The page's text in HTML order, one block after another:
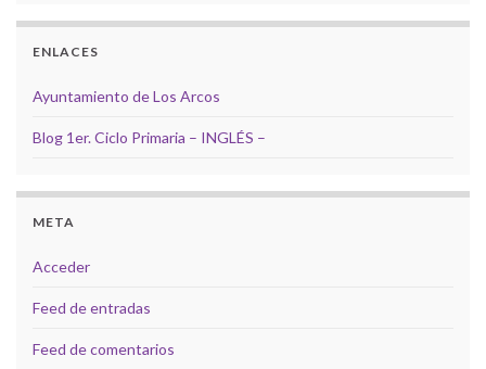
ENLACES
Ayuntamiento de Los Arcos
Blog 1er. Ciclo Primaria – INGLÉS –
META
Acceder
Feed de entradas
Feed de comentarios